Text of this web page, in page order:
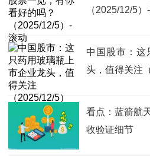
（2025/12/5）
中国股市：这
头，值得关注
看点：蓝箭航
收验证细节